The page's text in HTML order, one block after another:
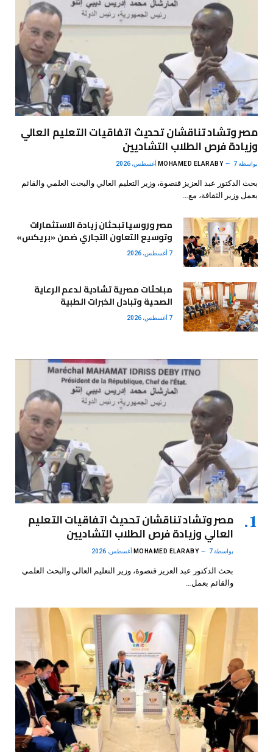
مصر وتشاد تناقشان تحديث اتفاقيات التعليم العالي
وزيادة فرص الطلاب التشاديين
بواسطة MOHAMED ELARABY 7 أغسطس، 2026
بحث الدكتور عبد العزيز قنصوة، وزير التعليم العالي والبحث العلمي والقائم
بعمل وزير الثقافة، مع…
مصر وروسيا تبحثان زيادة الاستثمارات
وتوسيع التعاون التجاري ضمن «بريكس»
7 أغسطس، 2026
مباحثات مصرية تشادية لدعم الرعاية
الصحية وتبادل الخبرات الطبية
7 أغسطس، 2026
مصر وتشاد تناقشان تحديث اتفاقيات التعليم
العالي وزيادة فرص الطلاب التشاديين
بواسطة MOHAMED ELARABY 7 أغسطس، 2026
بحث الدكتور عبد العزيز قنصوة، وزير التعليم العالي والبحث العلمي
والقائم بعمل…